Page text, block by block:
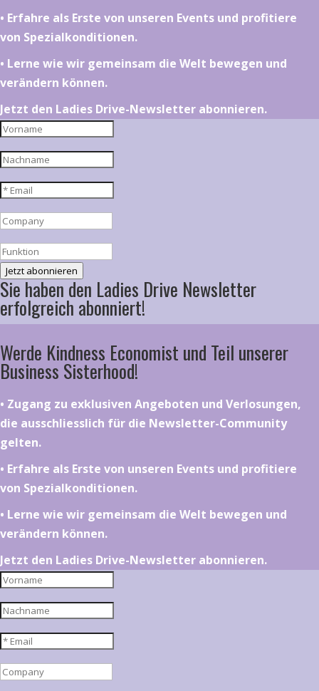
•⁠ ⁠⁠Erfahre als Erste von unseren Events und profitiere
von Spezialkonditionen.
•⁠ ⁠⁠Lerne wie wir gemeinsam die Welt bewegen und
verändern können.
Jetzt den Ladies Drive-Newsletter abonnieren.
Jetzt abonnieren
Sie haben den Ladies Drive Newsletter
erfolgreich abonniert!
Werde Kindness Economist und Teil unserer
Business Sisterhood!
•⁠ ⁠⁠Zugang zu exklusiven Angeboten und Verlosungen,
die ausschliesslich für die Newsletter-Community
gelten.
•⁠ ⁠⁠Erfahre als Erste von unseren Events und profitiere
von Spezialkonditionen.
•⁠ ⁠⁠Lerne wie wir gemeinsam die Welt bewegen und
verändern können.
Jetzt den Ladies Drive-Newsletter abonnieren.